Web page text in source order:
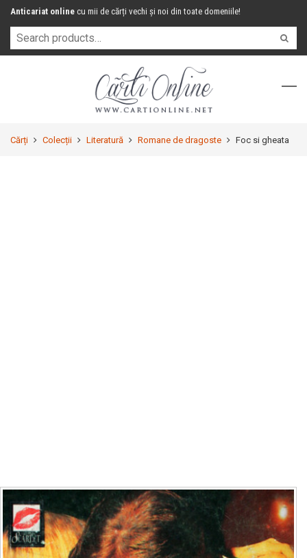
Anticariat online cu mii de cărți vechi și noi din toate domeniile!
Cărți Colecții Literatură Romane de dragoste Foc si gheata